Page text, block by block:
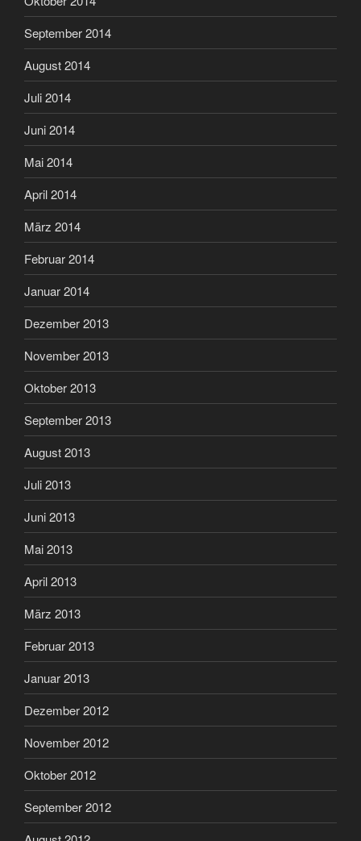
September 2014
August 2014
Juli 2014
Juni 2014
Mai 2014
April 2014
März 2014
Februar 2014
Januar 2014
Dezember 2013
November 2013
Oktober 2013
September 2013
August 2013
Juli 2013
Juni 2013
Mai 2013
April 2013
März 2013
Februar 2013
Januar 2013
Dezember 2012
November 2012
Oktober 2012
September 2012